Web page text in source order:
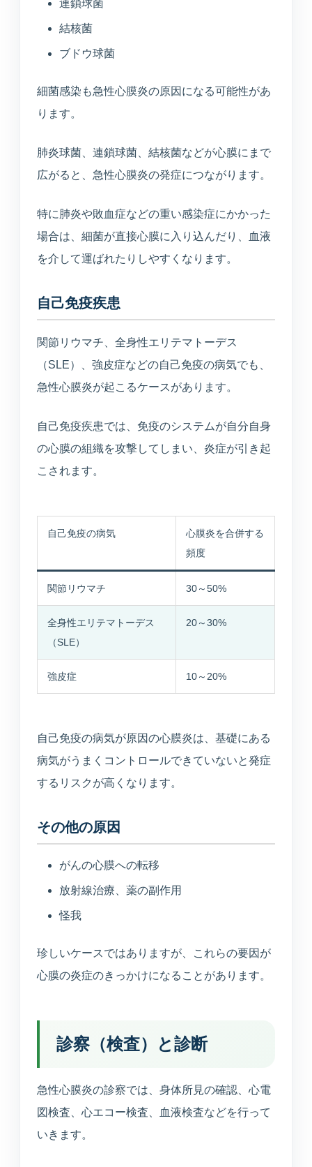
連鎖球菌
結核菌
ブドウ球菌
細菌感染も急性心膜炎の原因になる可能性があ
ります。
肺炎球菌、連鎖球菌、結核菌などが心膜にまで
広がると、急性心膜炎の発症につながります。
特に肺炎や敗血症などの重い感染症にかかった
場合は、細菌が直接心膜に入り込んだり、血液
を介して運ばれたりしやすくなります。
自己免疫疾患
関節リウマチ、全身性エリテマトーデス
（SLE）、強皮症などの自己免疫の病気でも、
急性心膜炎が起こるケースがあります。
自己免疫疾患では、免疫のシステムが自分自身
の心膜の組織を攻撃してしまい、炎症が引き起
こされます。
自己免疫の病気
心膜炎を合併する
頻度
関節リウマチ 30～50%
全身性エリテマトーデス
（SLE）
20～30%
強皮症 10～20%
自己免疫の病気が原因の心膜炎は、基礎にある
病気がうまくコントロールできていないと発症
するリスクが高くなります。
その他の原因
がんの心膜への転移
放射線治療、薬の副作用
怪我
珍しいケースではありますが、これらの要因が
心膜の炎症のきっかけになることがあります。
診察（検査）と診断
急性心膜炎の診察では、身体所見の確認、心電
図検査、心エコー検査、血液検査などを行って
いきます。